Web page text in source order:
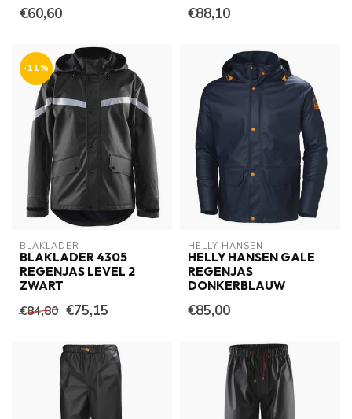
€60,60 €88,10
-11%
BLAKLADER
BLAKLADER 4305
REGENJAS LEVEL 2
ZWART
€84,80 €75,15
HELLY HANSEN
HELLY HANSEN GALE
REGENJAS
DONKERBLAUW
€85,00